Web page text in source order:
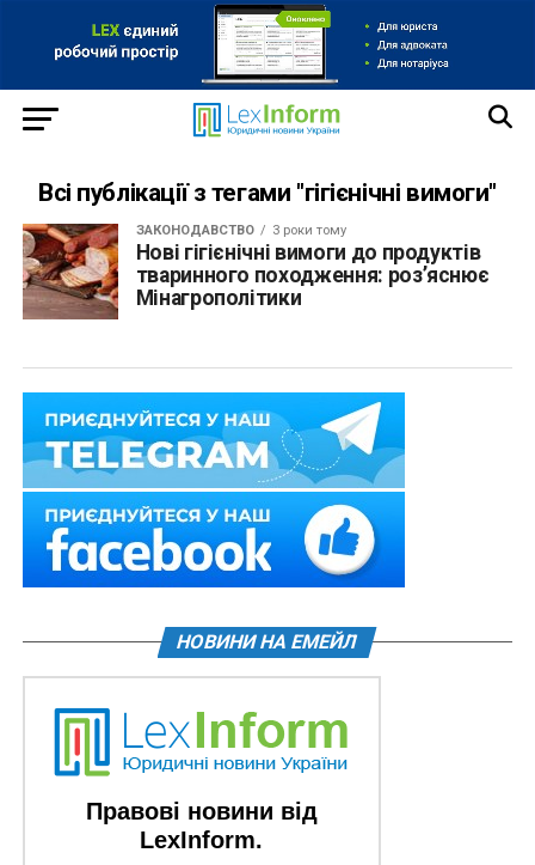
Всі публікації з тегами "гігієнічні вимоги"
ЗАКОНОДАВСТВО 3 роки тому
Нові гігієнічні вимоги до продуктів
тваринного походження: роз’яснює
Мінагрополітики
НОВИНИ НА ЕМЕЙЛ
Правові новини від
LexInform.